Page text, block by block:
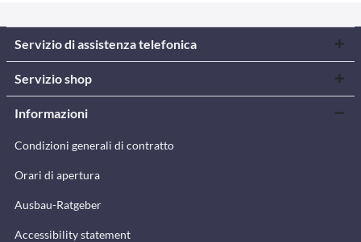
Servizio di assistenza telefonica
Servizio shop
Informazioni
Condizioni generali di contratto
Orari di apertura
Ausbau-Ratgeber
Accessibility statement